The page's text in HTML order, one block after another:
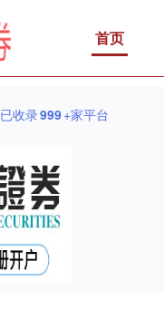
首页
已收录999+家平台